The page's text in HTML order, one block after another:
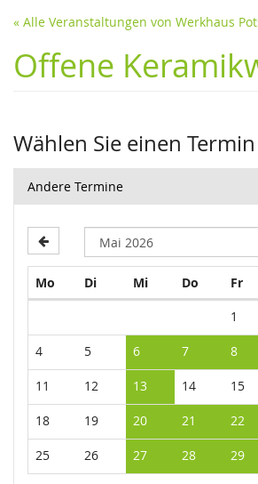
« Alle Veranstaltungen von Werkhaus
Offene
Wählen Sie einen
Andere Termine
Mo Montag
DiDienstag
MiMittwoch
Do Fr
1
4 5 6 7 8
11 12 13 14 15
18 19 20 21 22
25 26 27 28 29